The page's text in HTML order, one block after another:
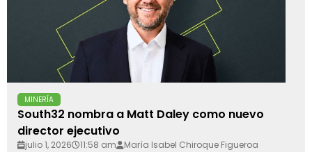
MINERÍA
South32 nombra a Matt Daley como nuevo
director ejecutivo
julio 1, 2026 11:58 am María Isabel Chiroque Figueroa